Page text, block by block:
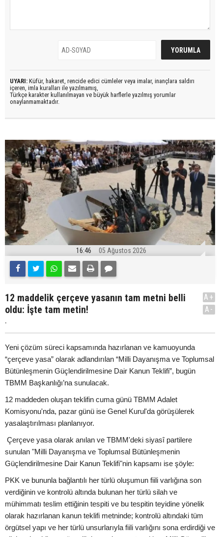
UYARI: Küfür, hakaret, rencide edici cümleler veya imalar, inançlara saldırı
içeren, imla kuralları ile yazılmamış,
Türkçe karakter kullanılmayan ve büyük harflerle yazılmış yorumlar
onaylanmamaktadır.
16:46 05 Ağustos 2026
12 maddelik çerçeve yasanın tam metni belli
oldu: İşte tam metin!
.
A+
A-
Yeni çözüm süreci kapsamında hazırlanan ve kamuoyunda
“çerçeve yasa” olarak adlandırılan “Milli Dayanışma ve Toplumsal
Bütünleşmenin Güçlendirilmesine Dair Kanun Teklifi”, bugün
TBMM Başkanlığı’na sunulacak.
12 maddeden oluşan teklifin cuma günü TBMM Adalet
Komisyonu'nda, pazar günü ise Genel Kurul'da görüşülerek
yasalaştırılması planlanıyor.
Çerçeve yasa olarak anılan ve TBMM'deki siyasî partilere
sunulan "Milli Dayanışma ve Toplumsal Bütünleşmenin
Güçlendirilmesine Dair Kanun Teklifi"nin kapsamı ise şöyle:
PKK ve bununla bağlantılı her türlü oluşumun fiili varlığına son
verdiğinin ve kontrolü altında bulunan her türlü silah ve
mühimmatı teslim ettiğinin tespiti ve bu tespitin teyidine yönelik
olarak hazırlanan kanun teklifi metninde; kontrolü altındaki tüm
örgütsel yapı ve her türlü unsurlarıyla fiili varlığını sona erdirdiği ve